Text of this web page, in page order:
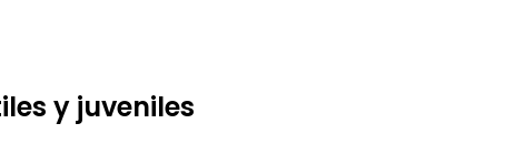
y juveniles